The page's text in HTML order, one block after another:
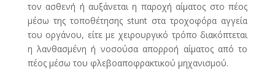
τον ασθενή ή αυξάνεται η παροχή αίματος στο πέος
μέσω της τοποθέτησης stunt στα τροχοφόρα αγγεία
του οργάνου, είτε με χειρουργικό τρόπο διακόπτεται
η λανθασμένη ή νοσούσα απορροή αίματος από το
πέος μέσω του φλεβοαποφρακτικού μηχανισμού.